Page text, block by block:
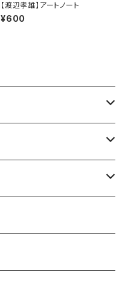
【渡辺孝雄】アートノート
¥600